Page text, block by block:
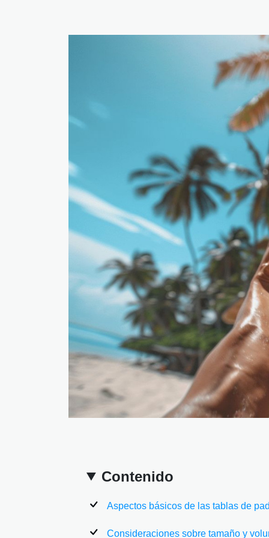
Contenido
Aspectos básicos de las tablas de
Consideraciones sobre tamaño y